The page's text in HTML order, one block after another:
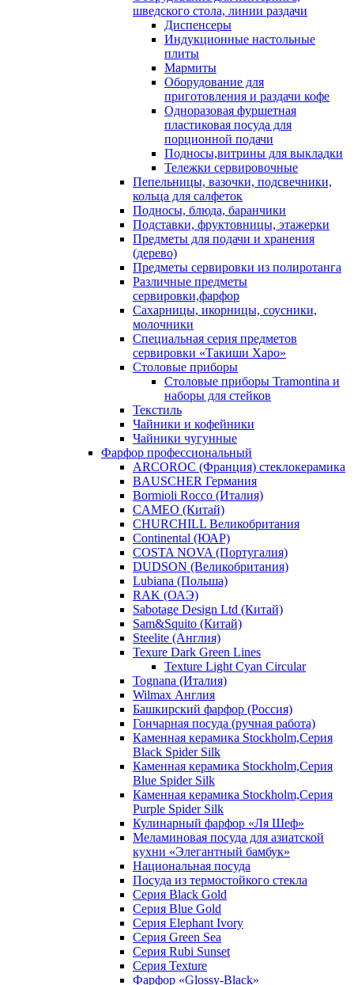
шведского стола, линии раздачи
Диспенсеры
Индукционные настольные
плиты
Мармиты
Оборудование для
приготовления и раздачи кофе
Одноразовая фуршетная
пластиковая посуда для
порционной подачи
Подносы,витрины для выкладки
Тележки сервировочные
Пепельницы, вазочки, подсвечники,
кольца для салфеток
Подносы, блюда, баранчики
Подставки, фруктовницы, этажерки
Предметы для подачи и хранения
(дерево)
Предметы сервировки из полиротанга
Различные предметы
сервировки,фарфор
Сахарницы, икорницы, соусники,
молочники
Специальная серия предметов
сервировки «Такиши Харо»
Столовые приборы
Столовые приборы Trаmоntina и
наборы для стейков
Текстиль
Чайники и кофейники
Чайники чугунные
Фарфор профессиональный
ARCOROC (Франция) стеклокерамика
BAUSCHER Германия
Bormioli Rocco (Италия)
CAMEO (Китай)
CHURCHILL Великобритания
Continental (ЮАР)
COSTA NOVA (Португалия)
DUDSON (Великобритания)
Lubiana (Польша)
RAK (ОАЭ)
Sabotage Design Ltd (Китай)
Sam&Squito (Китай)
Steelite (Англия)
Texure Dark Green Lines
Texture Light Cyan Circular
Tognana (Италия)
Wilmax Англия
Башкирский фарфор (Россия)
Гончарная посуда (ручная работа)
Каменная керамика Stockholm,Серия
Black Spider Silk
Каменная керамика Stockholm,Серия
Blue Spider Silk
Каменная керамика Stockholm,Серия
Purple Spider Silk
Кулинарный фарфор «Ля Шеф»
Меламиновая посуда для азиатской
кухни «Элегантный бамбук»
Национальная посуда
Посуда из термостойкого стекла
Серия Black Gold
Серия Blue Gold
Серия Elephant Ivory
Серия Green Sea
Серия Rubi Sunset
Серия Texture
Фарфор «Glossy-Black»